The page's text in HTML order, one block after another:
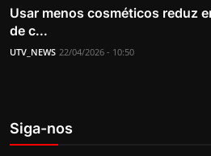
Usar menos cosméticos reduz
de c...
UTV_NEWS 22/04/2026 - 10:50
Siga-nos